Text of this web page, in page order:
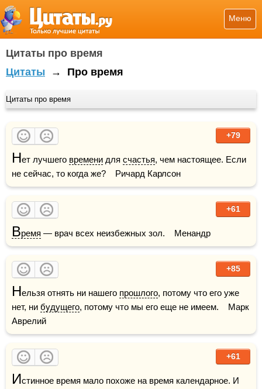
Меню
Цитаты про время
Цитаты → Про время
Цитаты про время
+79
Нет лучшего времени для счастья, чем настоящее. Если
не сейчас, то когда же?    Ричард Карлсон
+61
Время — врач всех неизбежных зол.    Менандр
+85
Нельзя отнять ни нашего прошлого, потому что его уже
нет, ни будущего, потому что мы его еще не имеем.    Марк
Аврелий
+61
Истинное время мало похоже на время календарное. И